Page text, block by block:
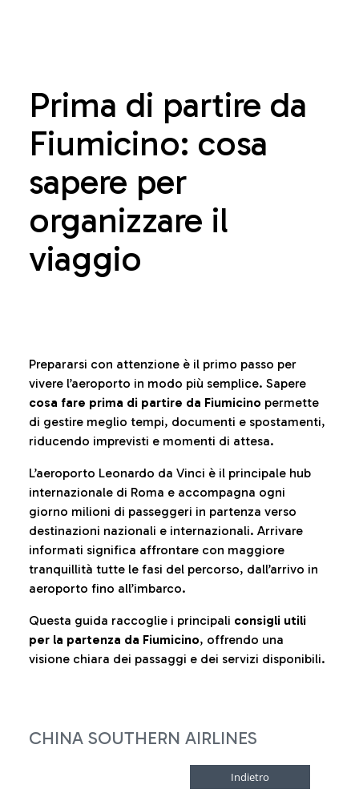
Prima di partire da
Fiumicino: cosa
sapere per
organizzare il
viaggio
Prepararsi con attenzione è il primo passo per
vivere l’aeroporto in modo più semplice. Sapere
cosa fare prima di partire da Fiumicino permette
di gestire meglio tempi, documenti e spostamenti,
riducendo imprevisti e momenti di attesa.
L’aeroporto Leonardo da Vinci è il principale hub
internazionale di Roma e accompagna ogni
giorno milioni di passeggeri in partenza verso
destinazioni nazionali e internazionali. Arrivare
informati significa affrontare con maggiore
tranquillità tutte le fasi del percorso, dall’arrivo in
aeroporto fino all’imbarco.
Questa guida raccoglie i principali consigli utili
per la partenza da Fiumicino, offrendo una
visione chiara dei passaggi e dei servizi disponibili.
CHINA SOUTHERN AIRLINES